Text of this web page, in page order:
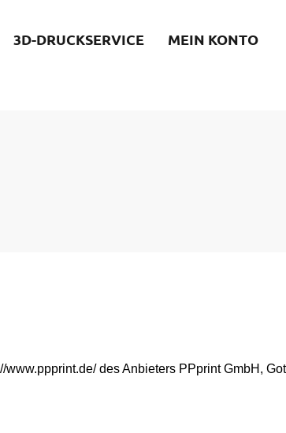
3D-DRUCKSERVICE
MEIN KONTO
www.ppprint.de/ des Anbieters PPprint GmbH,